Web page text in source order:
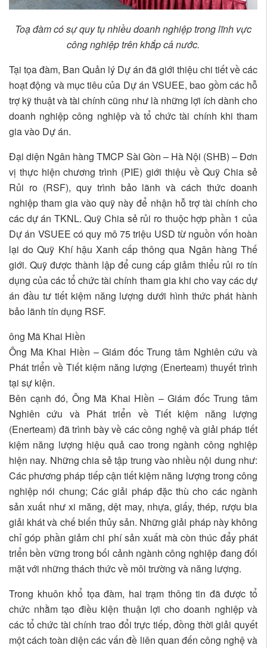
Toạ đàm có sự quy tụ nhiều doanh nghiệp trong lĩnh vực
công nghiệp trên khắp cả nước.
Tại tọa đàm, Ban Quản lý Dự án đã giới thiệu chi tiết về các
hoạt động và mục tiêu của Dự án VSUEE, bao gồm các hỗ
trợ kỹ thuật và tài chính cũng như là những lợi ích dành cho
doanh nghiệp công nghiệp và tổ chức tài chính khi tham
gia vào Dự án.
Đại diện Ngân hàng TMCP Sài Gòn – Hà Nội (SHB) – Đơn
vị thực hiện chương trình (PIE) giới thiệu về Quỹ Chia sẻ
Rủi ro (RSF), quy trình bảo lãnh và cách thức doanh
nghiệp tham gia vào quỹ này để nhận hỗ trợ tài chính cho
các dự án TKNL. Quỹ Chia sẻ rủi ro thuộc hợp phần 1 của
Dự án VSUEE có quy mô 75 triệu USD từ nguồn vốn hoàn
lại do Quỹ Khí hậu Xanh cấp thông qua Ngân hàng Thế
giới. Quỹ được thành lập để cung cấp giảm thiểu rủi ro tín
dụng của các tổ chức tài chính tham gia khi cho vay các dự
án đầu tư tiết kiệm năng lượng dưới hình thức phát hành
bảo lãnh tín dụng RSF.
ông Mã Khai Hiền
Ông Mã Khai Hiền – Giám đốc Trung tâm Nghiên cứu và
Phát triển về Tiết kiệm năng lượng (Enerteam) thuyết trình
tại sự kiện.
Bên cạnh đó, Ông Mã Khai Hiền – Giám đốc Trung tâm
Nghiên cứu và Phát triển về Tiết kiệm năng lượng
(Enerteam) đã trình bày về các công nghệ và giải pháp tiết
kiệm năng lượng hiệu quả cao trong ngành công nghiệp
hiện nay. Những chia sẻ tập trung vào nhiều nội dung như:
Các phương pháp tiếp cận tiết kiệm năng lượng trong công
nghiệp nói chung; Các giải pháp đặc thù cho các ngành
sản xuất như xi măng, dệt may, nhựa, giấy, thép, rượu bia
giải khát và chế biến thủy sản. Những giải pháp này không
chỉ góp phần giảm chi phí sản xuất mà còn thúc đẩy phát
triển bền vững trong bối cảnh ngành công nghiệp đang đối
mặt với những thách thức về môi trường và năng lượng.
Trong khuôn khổ tọa đàm, hai trạm thông tin đã được tổ
chức nhằm tạo điều kiện thuận lợi cho doanh nghiệp và
các tổ chức tài chính trao đổi trực tiếp, đồng thời giải quyết
một cách toàn diện các vấn đề liên quan đến công nghệ và